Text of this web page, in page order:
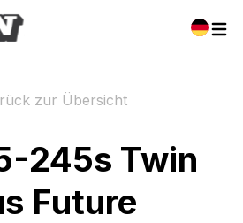
zur Übersicht
245s Twin
Future